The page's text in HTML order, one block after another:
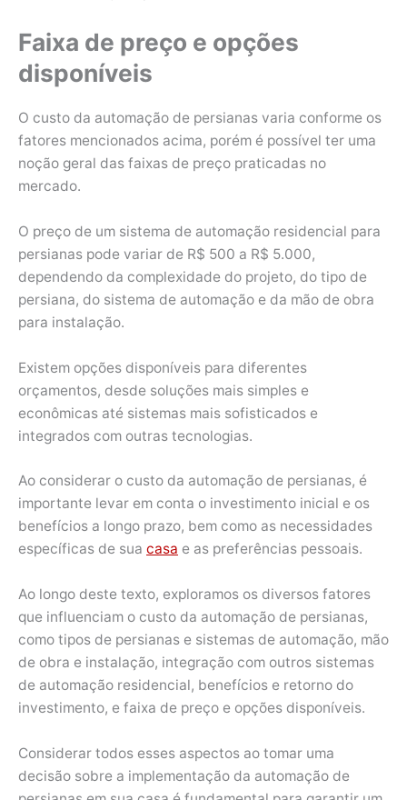
Faixa de preço e opções
disponíveis
O custo da automação de persianas varia conforme os
fatores mencionados acima, porém é possível ter uma
noção geral das faixas de preço praticadas no
mercado.
O preço de um sistema de automação residencial para
persianas pode variar de R$ 500 a R$ 5.000,
dependendo da complexidade do projeto, do tipo de
persiana, do sistema de automação e da mão de obra
para instalação.
Existem opções disponíveis para diferentes
orçamentos, desde soluções mais simples e
econômicas até sistemas mais sofisticados e
integrados com outras tecnologias.
Ao considerar o custo da automação de persianas, é
importante levar em conta o investimento inicial e os
benefícios a longo prazo, bem como as necessidades
específicas de sua casa e as preferências pessoais.
Ao longo deste texto, exploramos os diversos fatores
que influenciam o custo da automação de persianas,
como tipos de persianas e sistemas de automação, mão
de obra e instalação, integração com outros sistemas
de automação residencial, benefícios e retorno do
investimento, e faixa de preço e opções disponíveis.
Considerar todos esses aspectos ao tomar uma
decisão sobre a implementação da automação de